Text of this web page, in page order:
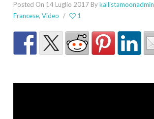
Posted On 14 Luglio 2017 Bykallistamoonadmin
Francese, Video / 1